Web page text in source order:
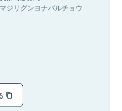
ジリグンヨナバルチョウ